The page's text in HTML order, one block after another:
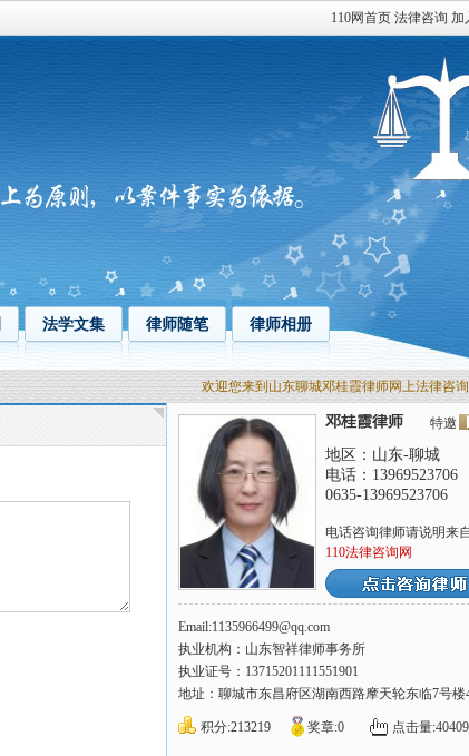
110网首页 法律咨询 加
法学文集 律师随笔 律师相册
欢迎您来到山东聊城邓桂霞律师网上法律咨询室
特邀
邓桂霞律师
地区：山东-聊城
电话：13969523706
0635-13969523706
电话咨询律师请说明来自
110法律咨询网
Email:1135966499@qq.com
执业机构：山东智祥律师事务所
执业证号：13715201111551901
地址：聊城市东昌府区湖南西路摩天轮东临7号楼
积分:213219 奖章:0 点击量